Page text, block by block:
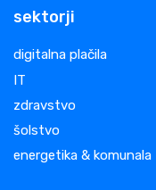
sektorji
digitalna plačila
IT
zdravstvo
šolstvo
energetika & komunala